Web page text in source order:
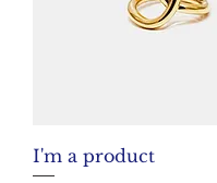
I'm a product